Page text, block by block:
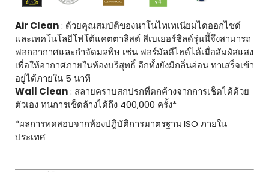
Air Clean: ด้วยคุณสมบัติของนาโนไทเทเนียมไดออกไซด์
และเทคโนโลยีโฟโต้แคตตาลิสต์ สีเบเยอร์ชิลด์รุ่นนี้จึงสามารถ
ฟอกอากาศและกำจัดมลพิษ เช่น ฟอร์มัลดีไฮด์ได้เมื่อสัมผัสแสง
เพื่อให้อากาศภายในห้องบริสุทธิ์ อีกทั้งยังมีกลิ่นอ่อน ทาเสร็จเข้า
อยู่ได้ภายใน 5 นาที
Wall Clean: สลายคราบสกปรกที่ตกค้างจากการเช็ดได้ด้วย
ตัวเอง ทนการเช็ดล้างได้ถึง 400,000 ครั้ง*
*ผลการทดสอบจากห้องปฎิบัติการมาตรฐาน ISO ภายใน
ประเทศ